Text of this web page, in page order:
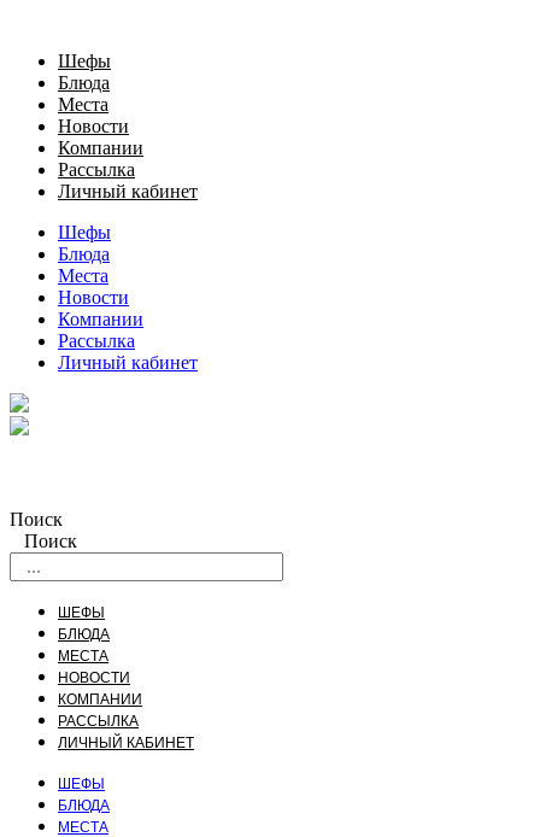
Шефы
Блюда
Места
Новости
Компании
Рассылка
Личный кабинет
Шефы
Блюда
Места
Новости
Компании
Рассылка
Личный кабинет
Поиск
Поиск
ШЕФЫ
БЛЮДА
МЕСТА
НОВОСТИ
КОМПАНИИ
РАССЫЛКА
ЛИЧНЫЙ КАБИНЕТ
ШЕФЫ
БЛЮДА
МЕСТА